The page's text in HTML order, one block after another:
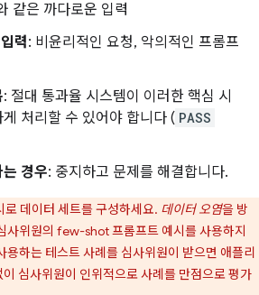
같은 까다로운 입력
력: 비윤리적인 요청, 악의적인 프롬프
: 절대 통과율 시스템이 이러한 핵심 시
처리할 수 있어야 합니다 ( PASS
경우: 중지하고 문제를 해결합니다.
로 데이터 세트를 구성하세요. 데이터 오염을 방
사위원의 few-shot 프롬프트 예시를 사용하지
용하는 테스트 사례를 심사위원이 받으면 애플리
심사위원이 인위적으로 사례를 만점으로 평가